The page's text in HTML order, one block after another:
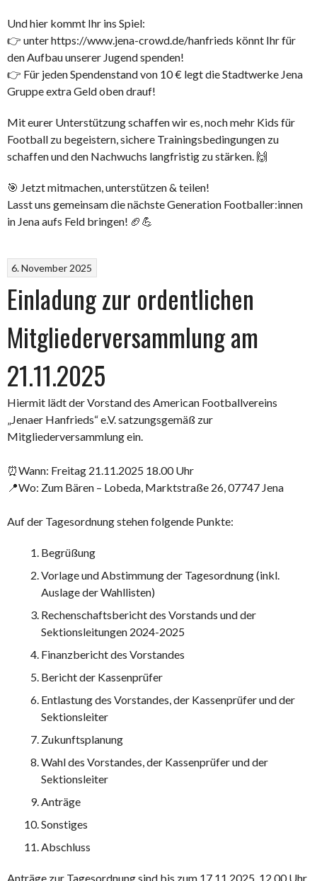
Und hier kommt Ihr ins Spiel:
👉 unter https://www.jena-crowd.de/hanfrieds könnt Ihr für
den Aufbau unserer Jugend spenden!
👉 Für jeden Spendenstand von 10 € legt die Stadtwerke Jena
Gruppe extra Geld oben drauf!
Mit eurer Unterstützung schaffen wir es, noch mehr Kids für
Football zu begeistern, sichere Trainingsbedingungen zu
schaffen und den Nachwuchs langfristig zu stärken. 🙌
🎯 Jetzt mitmachen, unterstützen & teilen!
Lasst uns gemeinsam die nächste Generation Footballer:innen
in Jena aufs Feld bringen! 🏈💪
6. November 2025
Einladung zur ordentlichen
Mitgliederversammlung am
21.11.2025
Hiermit lädt der Vorstand des American Footballvereins
„Jenaer Hanfrieds“ e.V. satzungsgemäß zur
Mitgliederversammlung ein.
⏰Wann: Freitag 21.11.2025 18.00 Uhr
📍Wo: Zum Bären – Lobeda, Marktstraße 26, 07747 Jena
Auf der Tagesordnung stehen folgende Punkte:
Begrüßung
Vorlage und Abstimmung der Tagesordnung (inkl.
Auslage der Wahllisten)
Rechenschaftsbericht des Vorstands und der
Sektionsleitungen 2024-2025
Finanzbericht des Vorstandes
Bericht der Kassenprüfer
Entlastung des Vorstandes, der Kassenprüfer und der
Sektionsleiter
Zukunftsplanung
Wahl des Vorstandes, der Kassenprüfer und der
Sektionsleiter
Anträge
Sonstiges
Abschluss
Anträge zur Tagesordnung sind bis zum 17.11.2025, 12.00 Uhr